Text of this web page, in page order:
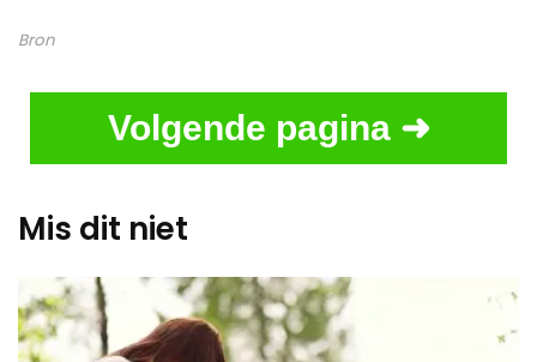
Bron
Volgende pagina ➜
Mis dit niet